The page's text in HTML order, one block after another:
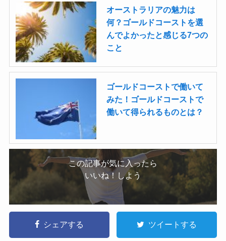
オーストラリアの魅力は
何？ゴールドコーストを選
んでよかったと感じる7つの
こと
ゴールドコーストで働いて
みた！ゴールドコーストで
働いて得られるものとは？
この記事が気に入ったら
いいね！しよう
シェアする ツイートする